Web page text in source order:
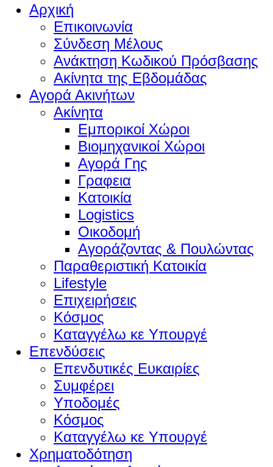
Αρχική
Επικοινωνία
Σύνδεση Μέλους
Ανάκτηση Κωδικού Πρόσβασης
Ακίνητα της Εβδομάδας
Αγορά Ακινήτων
Ακίνητα
Εμπορικοί Χώροι
Βιομηχανικοί Χώροι
Αγορά Γης
Γραφεια
Κατοικία
Logistics
Οικοδομή
Αγοράζοντας & Πουλώντας
Παραθεριστική Κατοικία
Lifestyle
Επιχειρήσεις
Κόσμος
Καταγγέλω κε Υπουργέ
Επενδύσεις
Επενδυτικές Ευκαιρίες
Συμφέρει
Υποδομές
Κόσμος
Καταγγέλω κε Υπουργέ
Χρηματοδότηση